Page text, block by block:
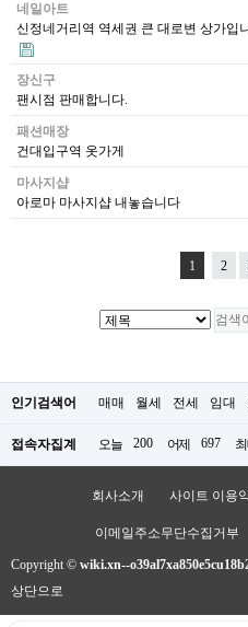
네일아트
신정네거리역 역세권 큰 대로변 상가입
장신구
팬시점 판매합니다.
패션매장
건대입구역 옷가게
마사지샵
아로마 마사지샵 내놓습니다
1 2
인기검색어 매매 월세 전세 임대
접속자집계 오늘 200 어제 697
회사소개 사이트 이용
이메일주소무단수집거부
Copyright © wiki.xn--
상단으로